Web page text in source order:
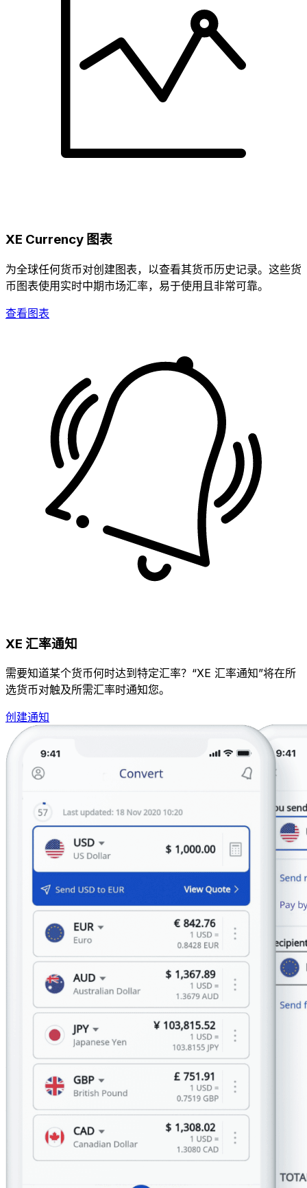
XE Currency 图表
为全球任何货币对创建图表，以查看其货币历史记录。这些货
币图表使用实时中期市场汇率，易于使用且非常可靠。
查看图表
XE 汇率通知
需要知道某个货币何时达到特定汇率？“XE 汇率通知”将在所
选货币对触及所需汇率时通知您。
创建通知